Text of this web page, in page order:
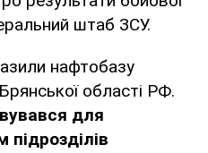
штаб ЗСУ.
нафтобазу
області РФ.
для